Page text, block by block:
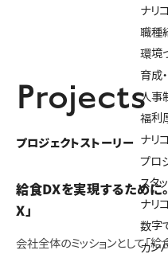
ナリ
職種
環境
育成
人事
福利
ナリ
プロ
スタ
ナリ
数字
カン
Projects
プロジェクトストーリー
給食DXを実現するために
X」
会社全体のミッションとして「給